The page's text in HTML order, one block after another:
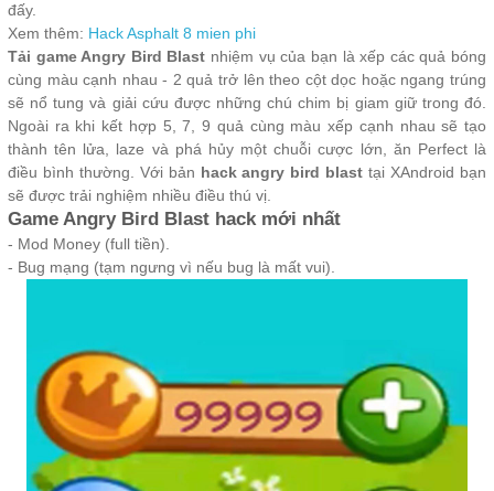
đấy.
Xem thêm: Hack Asphalt 8 mien phi
Tải game Angry Bird Blast nhiệm vụ của bạn là xếp các quả bóng
cùng màu cạnh nhau - 2 quả trở lên theo cột dọc hoặc ngang trúng
sẽ nổ tung và giải cứu được những chú chim bị giam giữ trong đó.
Ngoài ra khi kết hợp 5, 7, 9 quả cùng màu xếp cạnh nhau sẽ tạo
thành tên lửa, laze và phá hủy một chuỗi cược lớn, ăn Perfect là
điều bình thường. Với bản hack angry bird blast tại XAndroid bạn
sẽ được trải nghiệm nhiều điều thú vị.
Game Angry Bird Blast hack mới nhất
- Mod Money (full tiền).
- Bug mạng (tạm ngưng vì nếu bug là mất vui).